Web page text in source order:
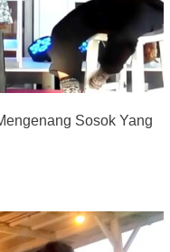
Sosok Yang